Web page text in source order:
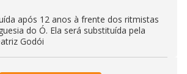
após 12 anos à frente dos ritmistas
do Ó. Ela será substituída pela
Godói